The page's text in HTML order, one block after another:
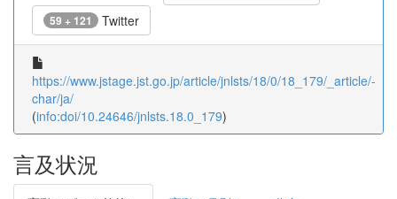
59 + 121 Twitter
https://www.jstage.jst.go.jp/article/jnlsts/18/0/18_179/_article/-
char/ja/
(info:doi/10.24646/jnlsts.18.0_179)
言及状況